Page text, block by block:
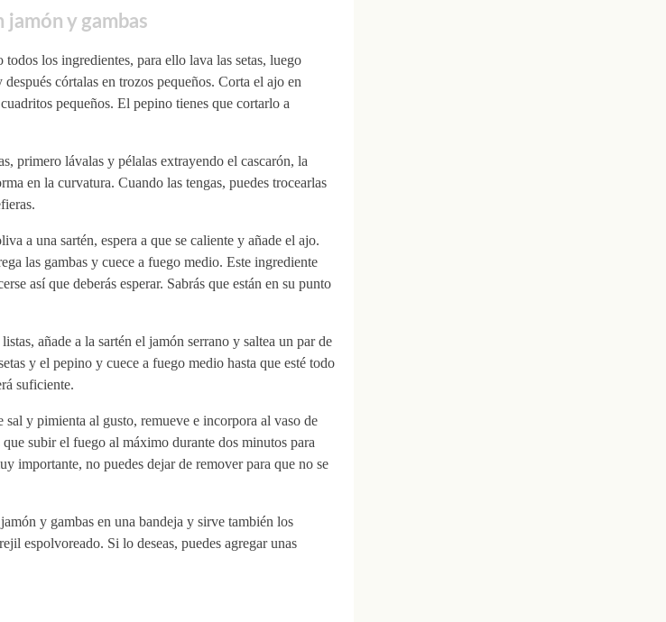
jamón y gambas
todos los ingredientes, para ello lava las setas, luego
córtalas en trozos pequeños. Corta el ajo en
pequeños. El pepino tienes que cortarlo a
primero lávalas y pélalas extrayendo el cascarón, la
en la curvatura. Cuando las tengas, puedes trocearlas
a una sartén, espera a que se caliente y añade el ajo.
las gambas y cuece a fuego medio. Este ingrediente
así que deberás esperar. Sabrás que están en su punto
añade a la sartén el jamón serrano y saltea un par de
y el pepino y cuece a fuego medio hasta que esté todo
suficiente.
sal y pimienta al gusto, remueve e incorpora al vaso de
subir el fuego al máximo durante dos minutos para
importante, no puedes dejar de remover para que no se
y gambas en una bandeja y sirve también los
espolvoreado. Si lo deseas, puedes agregar unas